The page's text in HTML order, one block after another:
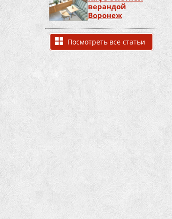
верандой
Воронеж
Посмотреть все статьи